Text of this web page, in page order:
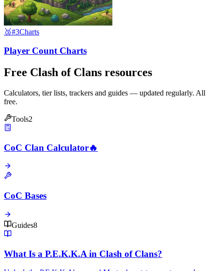
🥉#3Charts
Player Count Charts
Free Clash of Clans resources
Calculators, tier lists, trackers and guides — updated regularly. All
free.
Tools2
CoC Clan Calculator🔥
CoC Bases
Guides8
What Is a P.E.K.K.A in Clash of Clans?